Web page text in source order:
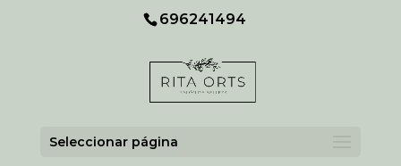
696241494
Seleccionar página